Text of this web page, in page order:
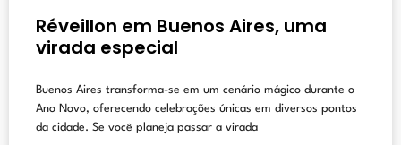
Réveillon em Buenos Aires, uma
virada especial
Buenos Aires transforma-se em um cenário mágico durante o
Ano Novo, oferecendo celebrações únicas em diversos pontos
da cidade. Se você planeja passar a virada